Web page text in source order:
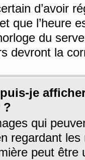
d’avoir
que l’heure
du
devront la
je
?
qui
regardant
peut être